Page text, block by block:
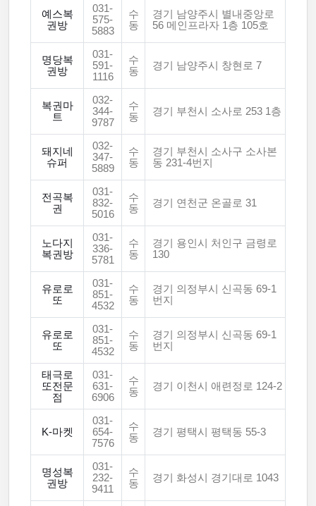
예스복
권방
031-
575-
5883
수
동
경기 남양주시 별내중앙로
56 메인프라자 1층 105호
명당복
권방
031-
591-
1116
수
동
경기 남양주시 창현로 7
복권마
트
032-
344-
9787
수
동
경기 부천시 소사로 253 1층
돼지네
슈퍼
032-
347-
5889
수
동
경기 부천시 소사구 소사본
동 231-4번지
전곡복
권
031-
832-
5016
수
동
경기 연천군 온골로 31
노다지
복권방
031-
336-
5781
수
동
경기 용인시 처인구 금령로
130
유로로
또
031-
851-
4532
수
동
경기 의정부시 신곡동 69-1
번지
유로로
또
031-
851-
4532
수
동
경기 의정부시 신곡동 69-1
번지
태극로
또전문
점
031-
631-
6906
수
동
경기 이천시 애련정로 124-2
K-마켓
031-
654-
7576
수
동
경기 평택시 평택동 55-3
명성복
권방
031-
232-
9411
수
동
경기 화성시 경기대로 1043